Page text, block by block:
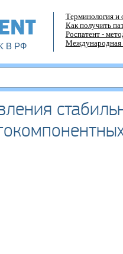
В РФ
Терминология и
Как получить
Роспатент -
Международная